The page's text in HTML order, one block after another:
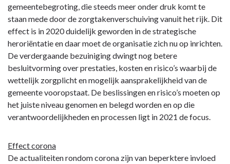
gemeentebegroting, die steeds meer onder druk komt te
staan mede door de zorgtakenverschuiving vanuit het rijk. Dit
effect is in 2020 duidelijk geworden in de strategische
heroriëntatie en daar moet de organisatie zich nu op inrichten.
De verdergaande bezuiniging dwingt nog betere
besluitvorming over prestaties, kosten en risico’s waarbij de
wettelijk zorgplicht en mogelijk aansprakelijkheid van de
gemeente vooropstaat. De beslissingen en risico’s moeten op
het juiste niveau genomen en belegd worden en op die
verantwoordelijkheden en processen ligt in 2021 de focus.
Effect corona
De actualiteiten rondom corona zijn van beperktere invloed